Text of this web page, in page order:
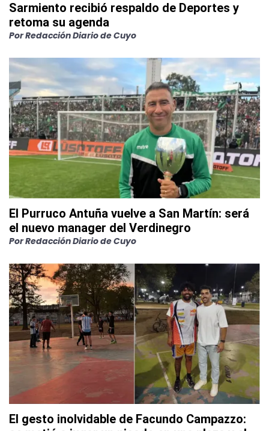
Sarmiento recibió respaldo de Deportes y
retoma su agenda
PorRedacción Diario de Cuyo
El Purruco Antuña vuelve a San Martín: será
el nuevo manager del Verdinegro
PorRedacción Diario de Cuyo
El gesto inolvidable de Facundo Campazzo: